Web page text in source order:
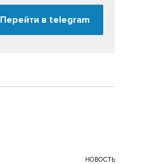
Перейти в telegram
НОВОСТЬ